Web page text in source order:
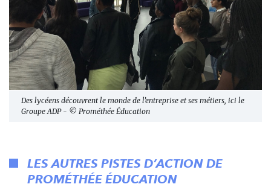
Des lycéens découvrent le monde de l’entreprise et ses métiers, ici le
Groupe ADP - © Prométhée Éducation
LES AUTRES PISTES D’ACTION DE
PROMÉTHÉE ÉDUCATION